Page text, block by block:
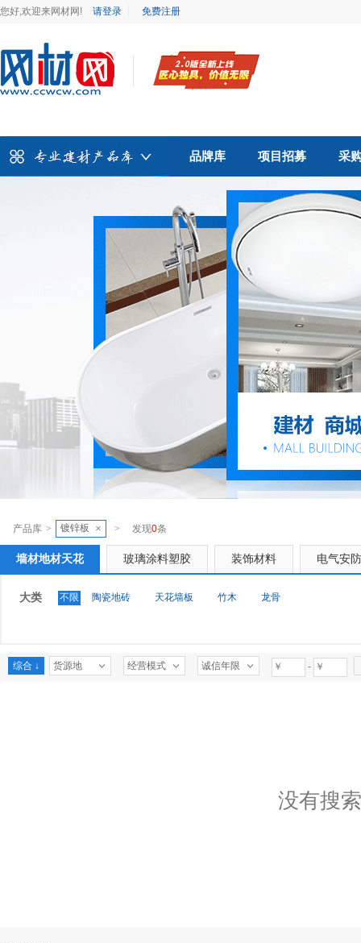
您好,欢迎来网材网! 请登录 免费注册
品牌库 项目招募 采
产品库 > 镀锌板 × > 发现0条
墙材地材天花 玻璃涂料塑胶 装饰材料 电气安
大类 不限 陶瓷地砖 天花墙板 竹木 龙骨
综合 ↓ 货源地 经营模式 诚信年限 -
没有搜